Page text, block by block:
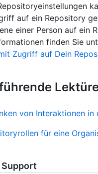
auf ein Repository
einer Person auf ein
finden Sie
Zugriff auf Dein
von Interaktionen in
für eine